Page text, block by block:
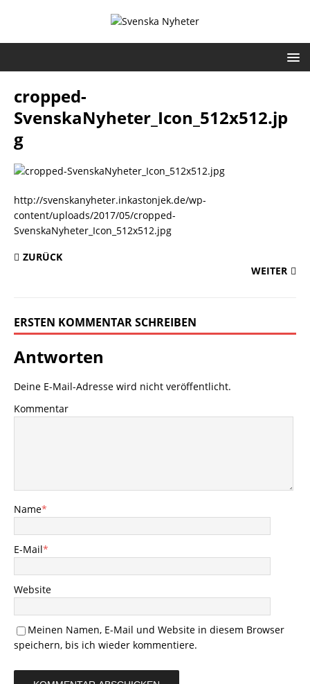
cropped-
SvenskaNyheter_Icon_512x512.jp
g
http://svenskanyheter.inkastonjek.de/wp-
content/uploads/2017/05/cropped-
SvenskaNyheter_Icon_512x512.jpg
ZURÜCK
WEITER
ERSTEN KOMMENTAR SCHREIBEN
Antworten
Deine E-Mail-Adresse wird nicht veröffentlicht.
Kommentar
Name*
E-Mail*
Website
Meinen Namen, E-Mail und Website in diesem Browser
speichern, bis ich wieder kommentiere.